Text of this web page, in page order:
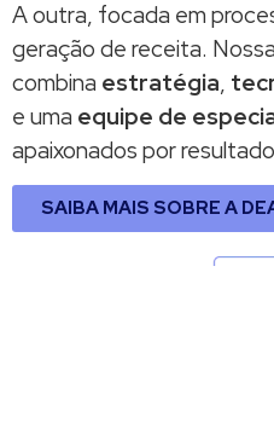
A outra, focada em
geração de receita.
combina estratégia,
e uma equipe de
apaixonados por
SAIBA MAIS SOBRE A